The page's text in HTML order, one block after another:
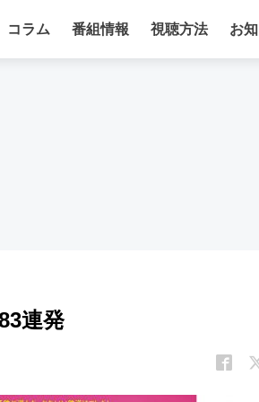
コラム 番組情報 視聴方法 お
連発